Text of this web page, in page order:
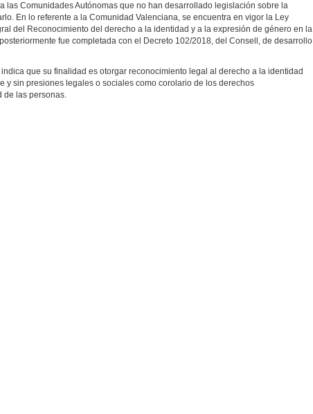
las Comunidades Autónomas que no han desarrollado legislación sobre la
En lo referente a la Comunidad Valenciana, se encuentra en vigor la Ley
del Reconocimiento del derecho a la identidad y a la expresión de género en la
fue completada con el Decreto 102/2018, del Consell, de desarrollo
que su finalidad es otorgar reconocimiento legal al derecho a la identidad
y sin presiones legales o sociales como corolario de los derechos
de las personas.